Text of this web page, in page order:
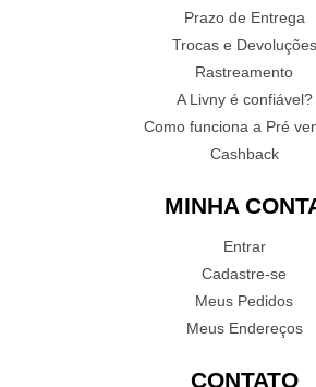
Prazo de Entrega
Trocas e Devoluções
Rastreamento
A Livny é confiável?
Como funciona a Pré
Cashback
MINHA
Entrar
Cadastre-se
Meus Pedidos
Meus Endereços
CONTATO